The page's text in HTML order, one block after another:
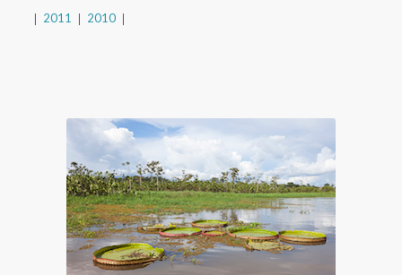
❘ 2011 ❘ 2010❘